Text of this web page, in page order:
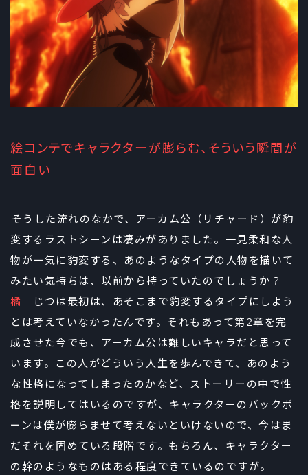
絵コンテでキャラクターが膨らむ、そういう瞬間が
面白い
――そうした流れのなかで、アーカム公（リチャード）が豹
変するラストシーンは凄みがありました。一見柔和な人
物が一気に豹変する、あのようなタイプの人物を描いて
みたい気持ちは、以前から持っていたのでしょうか？
橘
じつは最初は、あそこまで豹変するタイプにしよう
とは考えていなかったんです。それもあって第2章を完
成させた今でも、アーカム公は難しいキャラだと思って
います。この人がどういう人生を歩んできて、あのよう
な性格になってしまったのかなど、ストーリーの中で性
格を説明してはいるのですが、キャラクターのバックボ
ーンは僕が膨らませて考えないといけないので、今はま
だそれを固めている段階です。もちろん、キャラクター
の幹のようなものはある程度できているのですが。